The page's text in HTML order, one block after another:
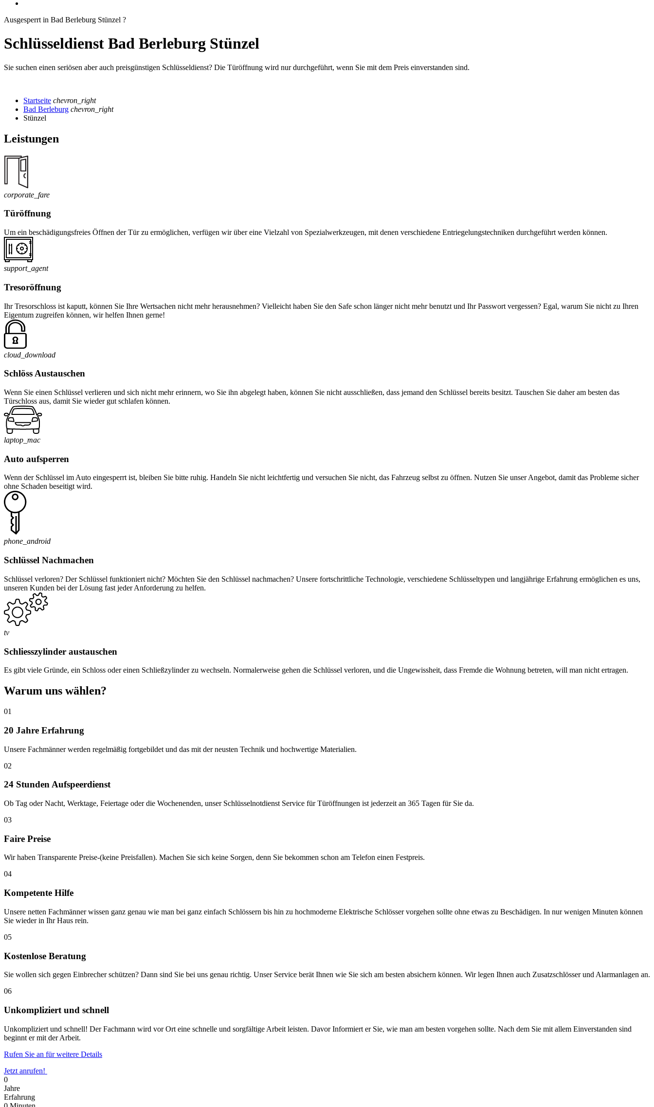
Ausgesperrt in Bad Berleburg Stünzel ?
Schlüsseldienst Bad Berleburg Stünzel
Sie suchen einen seriösen aber auch preisgünstigen Schlüsseldienst? Die Türöffnung wird nur durchgeführt, wenn Sie mit dem Preis einverstanden sind.
Startseite chevron_right
Bad Berleburg chevron_right
Stünzel
Leistungen
corporate_fare
Türöffnung
Um ein beschädigungsfreies Öffnen der Tür zu ermöglichen, verfügen wir über eine Vielzahl von Spezialwerkzeugen, mit denen verschiedene Entriegelungstechniken durchgeführt werden können.
support_agent
Tresoröffnung
Ihr Tresorschloss ist kaputt, können Sie Ihre Wertsachen nicht mehr herausnehmen? Vielleicht haben Sie den Safe schon länger nicht mehr benutzt und Ihr Passwort vergessen? Egal, warum Sie nicht zu Ihren
Eigentum zugreifen können, wir helfen Ihnen gerne!
cloud_download
Schlöss Austauschen
Wenn Sie einen Schlüssel verlieren und sich nicht mehr erinnern, wo Sie ihn abgelegt haben, können Sie nicht ausschließen, dass jemand den Schlüssel bereits besitzt. Tauschen Sie daher am besten das
Türschloss aus, damit Sie wieder gut schlafen können.
laptop_mac
Auto aufsperren
Wenn der Schlüssel im Auto eingesperrt ist, bleiben Sie bitte ruhig. Handeln Sie nicht leichtfertig und versuchen Sie nicht, das Fahrzeug selbst zu öffnen. Nutzen Sie unser Angebot, damit das Probleme sicher
ohne Schaden beseitigt wird.
phone_android
Schlüssel Nachmachen
Schlüssel verloren? Der Schlüssel funktioniert nicht? Möchten Sie den Schlüssel nachmachen? Unsere fortschrittliche Technologie, verschiedene Schlüsseltypen und langjährige Erfahrung ermöglichen es uns,
unseren Kunden bei der Lösung fast jeder Anforderung zu helfen.
tv
Schliesszylinder austauschen
Es gibt viele Gründe, ein Schloss oder einen Schließzylinder zu wechseln. Normalerweise gehen die Schlüssel verloren, und die Ungewissheit, dass Fremde die Wohnung betreten, will man nicht ertragen.
Warum uns wählen?
01
20 Jahre Erfahrung
Unsere Fachmänner werden regelmäßig fortgebildet und das mit der neusten Technik und hochwertige Materialien.
02
24 Stunden Aufspeerdienst
Ob Tag oder Nacht, Werktage, Feiertage oder die Wochenenden, unser Schlüsselnotdienst Service für Türöffnungen ist jederzeit an 365 Tagen für Sie da.
03
Faire Preise
Wir haben Transparente Preise-(keine Preisfallen). Machen Sie sich keine Sorgen, denn Sie bekommen schon am Telefon einen Festpreis.
04
Kompetente Hilfe
Unsere netten Fachmänner wissen ganz genau wie man bei ganz einfach Schlössern bis hin zu hochmoderne Elektrische Schlösser vorgehen sollte ohne etwas zu Beschädigen. In nur wenigen Minuten können
Sie wieder in Ihr Haus rein.
05
Kostenlose Beratung
Sie wollen sich gegen Einbrecher schützen? Dann sind Sie bei uns genau richtig. Unser Service berät Ihnen wie Sie sich am besten absichern können. Wir legen Ihnen auch Zusatzschlösser und Alarmanlagen an.
06
Unkompliziert und schnell
Unkompliziert und schnell! Der Fachmann wird vor Ort eine schnelle und sorgfältige Arbeit leisten. Davor Informiert er Sie, wie man am besten vorgehen sollte. Nach dem Sie mit allem Einverstanden sind
beginnt er mit der Arbeit.
Rufen Sie an für weitere Details
Jetzt anrufen!
0
Jahre
Erfahrung